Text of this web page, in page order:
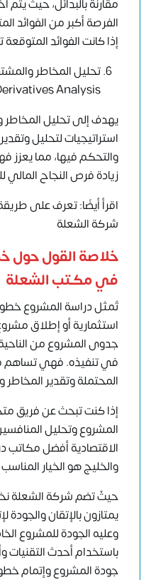
مقارنة بالبدائل، حيث يتم
الفرصة أكبر من الفوائد
إذا كانت الفوائد
Analysis)
يهدف إلى تحليل المخاطر
استراتيجيات لتحليل
والتحكم فيها، مما
زيادة فرص النجاح المالي
اقرأ أيضًا: تعرف على
شركة الشعلة
خلاصة القول حول
في مكتب الشعلة
تٌمثل دراسة المشروع
استثمارية أو إطلاق
جدوى المشروع من الناحية
في تنفيذه. فهي تساهم
المحتملة وتقدير المخاطر
إذا كنت تبحث عن فريق
المشروعوتحليل
الاقتصادية أفضل مكاتب
والخليج هو الخيار
حيثٌ تضم شركة الشعلة
يمتازون بالإتقان
وعليه الجودة للمشروع
باستخدام أحدث التقنيات
جودة المشروع وإتمام